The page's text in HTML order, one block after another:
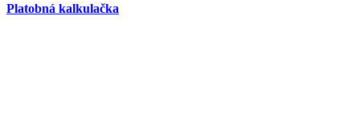
Platobná kalkulačka